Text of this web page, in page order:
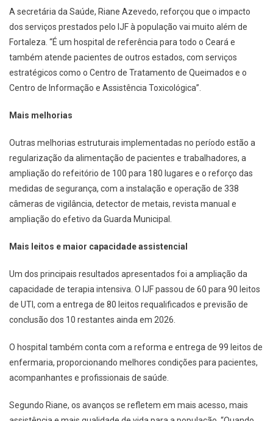
A secretária da Saúde, Riane Azevedo, reforçou que o impacto
dos serviços prestados pelo IJF à população vai muito além de
Fortaleza. “É um hospital de referência para todo o Ceará e
também atende pacientes de outros estados, com serviços
estratégicos como o Centro de Tratamento de Queimados e o
Centro de Informação e Assistência Toxicológica”.
Mais melhorias
Outras melhorias estruturais implementadas no período estão a
regularização da alimentação de pacientes e trabalhadores, a
ampliação do refeitório de 100 para 180 lugares e o reforço das
medidas de segurança, com a instalação e operação de 338
câmeras de vigilância, detector de metais, revista manual e
ampliação do efetivo da Guarda Municipal.
Mais leitos e maior capacidade assistencial
Um dos principais resultados apresentados foi a ampliação da
capacidade de terapia intensiva. O IJF passou de 60 para 90 leitos
de UTI, com a entrega de 80 leitos requalificados e previsão de
conclusão dos 10 restantes ainda em 2026.
O hospital também conta com a reforma e entrega de 99 leitos de
enfermaria, proporcionando melhores condições para pacientes,
acompanhantes e profissionais de saúde.
Segundo Riane, os avanços se refletem em mais acesso, mais